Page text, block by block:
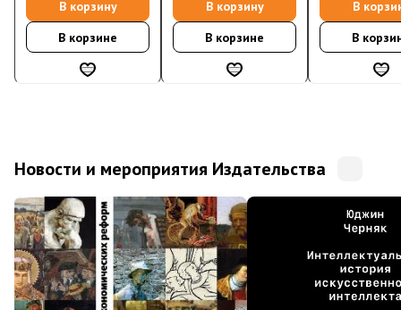
В корзину
В корзине
В корзину
В корзине
В
В
Новости и мероприятия Издательства